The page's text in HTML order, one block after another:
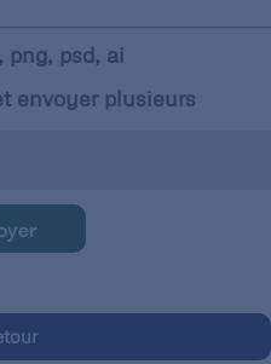
png, psd, ai
envoyer plusieurs